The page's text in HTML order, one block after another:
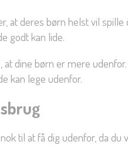
at deres børn helst vil
godt kan lide.
at dine børn er mere
kan lege udenfor.
til at få dig udenfor, da